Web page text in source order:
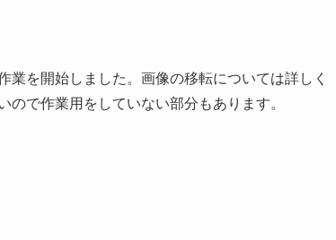
を開始しました。画像の移転については詳しく
で作業用をしていない部分もあります。